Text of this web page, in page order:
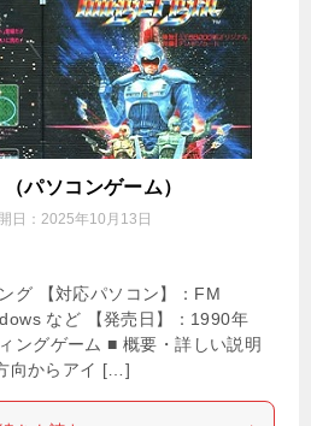
パソコンゲーム）
日： 2025年10月13日
グ 【対応パソコン】：FM
など 【発売日】：1990年
ングゲーム ■ 概要・詳しい説明
向からアイ […]